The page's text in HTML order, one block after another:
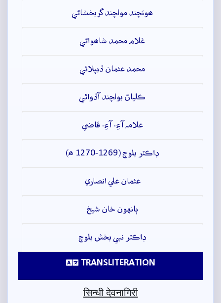
ھوتچند مولچند گربخشاڻي
غلام محمد شاھواڻي
محمد عثمان ڏيپلائي
ڪلياڻ بولچند آڏواڻي
علامہ آءِ. آءِ. قاضي
ڊاڪٽر بلوچ (1269-1270 ھ)
عثمان علي انصاري
ٻانهون خان شيخ
ڊاڪٽر نبي بخش بلوچ
TRANSLITERATION
सिन्धी देवनागिरी